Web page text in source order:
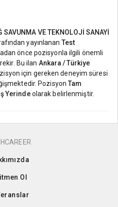
SAVUNMA VE TEKNOLOJİ SANAYİ
yayınlanan Test
önce pozisyonla ilgili önemli
Bu ilan Ankara / Türkiye
için gereken deneyim süresi
PozisyonTam
Yerindeolarak belirlenmiştir.
Ol